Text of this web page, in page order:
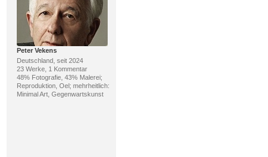
Peter Vekens
Deutschland, seit 2024
23 Werke, 1 Kommentar
48% Fotografie, 43% Malerei;
Reproduktion, Oel; mehrheitlich:
Minimal Art, Gegenwartskunst